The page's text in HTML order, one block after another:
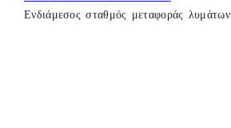
Ενδιάμεσος σταθμός μεταφοράς λυμάτων.